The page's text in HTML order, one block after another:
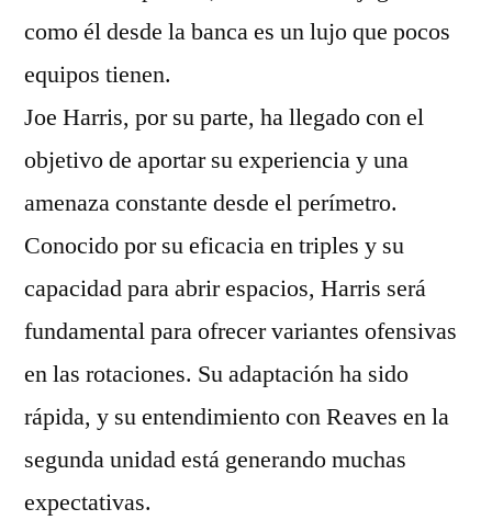
como él desde la banca es un lujo que pocos
equipos tienen.
Joe Harris, por su parte, ha llegado con el
objetivo de aportar su experiencia y una
amenaza constante desde el perímetro.
Conocido por su eficacia en triples y su
capacidad para abrir espacios, Harris será
fundamental para ofrecer variantes ofensivas
en las rotaciones. Su adaptación ha sido
rápida, y su entendimiento con Reaves en la
segunda unidad está generando muchas
expectativas.